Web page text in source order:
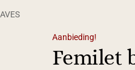
Aanbieding!
Femilet